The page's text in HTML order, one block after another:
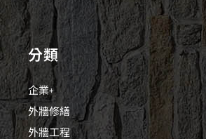
分類
企業+
外牆修繕
外牆工程